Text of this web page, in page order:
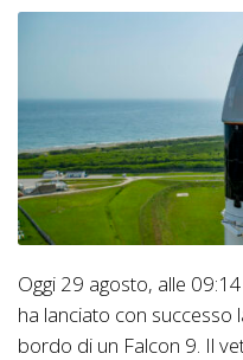
Oggi 29 agosto, alle
ha lanciato con successo
bordo di un Falcon 9. Il